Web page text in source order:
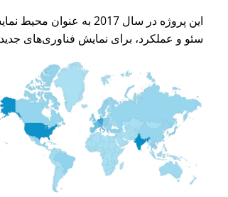
این پروژه در سال 2017 به عنوان محیط نمایشی برای
سئو و عملکرد، برای نمایش فناوری‌های